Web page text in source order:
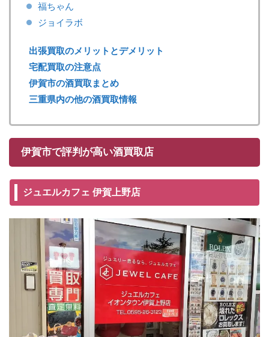
福ちゃん
ジョイラボ
出張買取のメリットとデメリット
宅配買取の注意点
伊賀市の酒買取まとめ
三重県内の他の酒買取情報
伊賀市で評判が高い酒買取店
ジュエルカフェ 伊賀上野店